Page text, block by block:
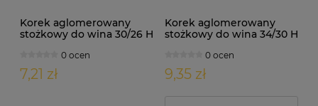
Korek aglomerowany
stożkowy do wina 30/26 H
0 ocen
7,21 zł
Korek aglomerowany
stożkowy do wina 34/30 H
0 ocen
9,35 zł